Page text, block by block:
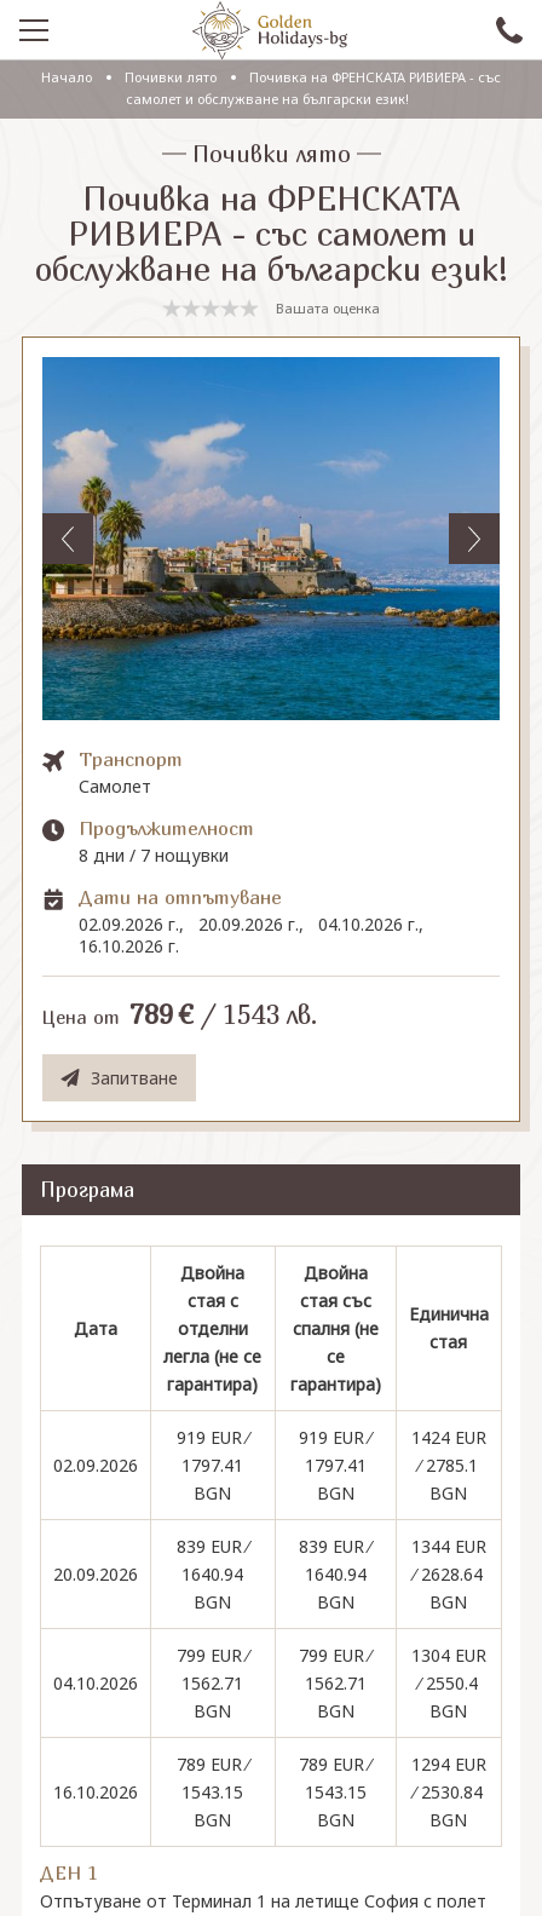
EКСКУРЗИИ СЪС САМОЛЕТ
ЕКСКУРЗИИ С АВТОБУС
САМОЛЕТНИ ПОЧИВКИ
ПОЧИВКИ С АВТОБУС
КРУИЗИ
Проверка на резервация
СВЪРЖЕТЕ СЕ С НАС
Начало Почивки лято
Почивка на ФРЕНСКАТА РИВИЕРА - със
самолет и обслужване на български език!
Почивки лято
Почивка на ФРЕНСКАТА
РИВИЕРА - със самолет и
обслужване на български език!
Вашата оценка
Транспорт
Самолет
Продължителност
8 дни / 7 нощувки
Дати на отпътуване
02.09.2026 г., 20.09.2026 г., 04.10.2026 г.,
16.10.2026 г.
Цена от 789€/ 1543 лв.
Запитване
Програма
Дата
Двойна
стая с
отделни
легла (не се
гарантира)
Двойна
стая със
спалня (не
се
гарантира)
Единична
стая
02.09.2026
919 EUR ∕
1797.41
BGN
919 EUR ∕
1797.41
BGN
1424 EUR
∕ 2785.1
BGN
20.09.2026
839 EUR ∕
1640.94
BGN
839 EUR ∕
1640.94
BGN
1344 EUR
∕ 2628.64
BGN
04.10.2026
799 EUR ∕
1562.71
BGN
799 EUR ∕
1562.71
BGN
1304 EUR
∕ 2550.4
BGN
16.10.2026
789 EUR ∕
1543.15
BGN
789 EUR ∕
1543.15
BGN
1294 EUR
∕ 2530.84
BGN
ДЕН 1
Отпътуване от Терминал 1 на летище София с полет